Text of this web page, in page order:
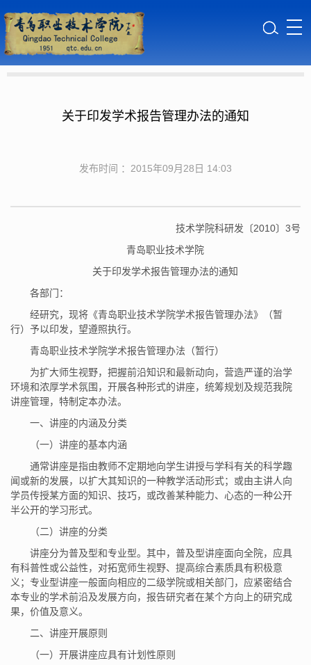
关于印发学术报告管理办法的通知
发布时间 ：2015年09月28日 14:03
技术学院科研发〔2010〕3号
青岛职业技术学院
关于印发学术报告管理办法的通知
各部门：
经研究，现将《青岛职业技术学院学术报告管理办法》（暂
行）予以印发，望遵照执行。
青岛职业技术学院学术报告管理办法（暂行）
为扩大师生视野，把握前沿知识和最新动向，营造严谨的治学
环境和浓厚学术氛围，开展各种形式的讲座，统筹规划及规范我院
讲座管理，特制定本办法。
一、讲座的内涵及分类
（一）讲座的基本内涵
通常讲座是指由教师不定期地向学生讲授与学科有关的科学趣
闻或新的发展，以扩大其知识的一种教学活动形式；或由主讲人向
学员传授某方面的知识、技巧，或改善某种能力、心态的一种公开
半公开的学习形式。
（二）讲座的分类
讲座分为普及型和专业型。其中，普及型讲座面向全院，应具
有科普性或公益性，对拓宽师生视野、提高综合素质具有积极意
义；专业型讲座一般面向相应的二级学院或相关部门，应紧密结合
本专业的学术前沿及发展方向，报告研究者在某个方向上的研究成
果，价值及意义。
二、讲座开展原则
（一）开展讲座应具有计划性原则